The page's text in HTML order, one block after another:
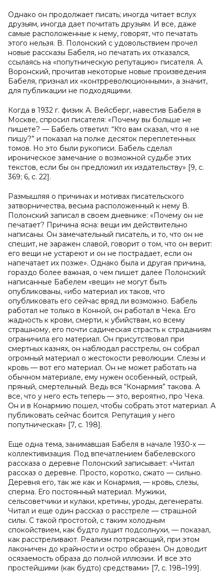
Однако он продолжает писать; иногда читает вслух
друзьям, иногда дает почитать друзьям. И все, даже
самые расположенные к нему, говорят, что печатать
этого нельзя. В. Полонский с удовольствием прочел
новые рассказы Бабеля, но печатать их отказался,
ссылаясь на «попутническую репутацию» писателя. А.
Воронский, прочитав некоторые новые произведения
Бабеля, признал их «контрреволюционными», а значит,
для публикации не подходящими.
Когда в 1932 г. физик А. Вейсберг, навестив Бабеля в
Москве, спросил писателя: «Почему вы больше не
пишете? — Бабель ответил: “Кто вам сказал, что я не
пишу?” и показал на полке десяток переплетенных
томов. Но это были рукописи. Бабель сделал
ироническое замечание о возможной судьбе этих
текстов, если бы он предложил их издательству» [9, с.
369; 6, с. 22].
Размышляя о причинах и мотивах писательского
затворничества, весьма расположенный к нему В.
Полонский записал в своем дневнике: «Почему он не
печатает? Причина ясна: вещи им действительно
написаны. Он замечательный писатель, и то, что он не
спешит, не заражен славой, говорит о том, что он верит:
его вещи не устареют и он не пострадает, если он
напечатает их позже». Однако была и другая причина,
гораздо более важная, о чем пишет далее Полонский:
написанные Бабелем «вещи» не могут быть
опубликованы, «ибо материал их таков, что
опубликовать его сейчас вряд ли возможно. Бабель
работал не только в Конной, он работал в Чека. Его
жадность к крови, смерти, к убийствам, ко всему
страшному, его почти садическая страсть к страданиям
ограничила его материал. Он присутствовал при
смертных казнях, он наблюдал расстрелы, он собрал
огромный материал о жестокости революции. Слезы и
кровь — вот его материал. Он не может работать на
обычном материале, ему нужен особенный, острый,
пряный, смертельный. Ведь вся “Конармия” такова. А
все, что у него есть теперь — это, вероятно, про Чека.
Он и в Конармию пошел, чтобы собрать этот материал. А
публиковать сейчас боится. Репутация у него
попутническая» [7, с. 198].
Еще одна тема, занимавшая Бабеля в начале 1930-х —
коллективизация. Под впечатлением бабелевского
рассказа о деревне Полонский записывает: «Читал
рассказ о деревне. Просто, коротко, сжато — сильно.
Деревня его, так же как и Конармия, — кровь, слезы,
сперма. Его постоянный материал. Мужики,
сельсоветчики и кулаки, кретины, уроды, дегенераты.
Читал и еще один рассказ о расстреле — страшной
силы. С такой простотой, с таким холодным
спокойствием, как будто лущит подсолнухи, — показал,
как расстреливают. Реализм потрясающий, при этом
лаконичен до крайности и остро образен. Он доводит
осязаемость образа до полной иллюзии. И все это
простейшими (как будто) средствами» [7, с. 198–199].